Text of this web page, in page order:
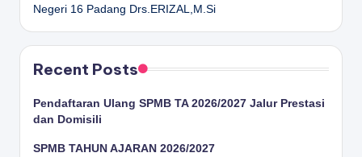
Negeri 16 Padang Drs.ERIZAL,M.Si
Recent Posts
Pendaftaran Ulang SPMB TA 2026/2027 Jalur Prestasi
dan Domisili
SPMB TAHUN AJARAN 2026/2027